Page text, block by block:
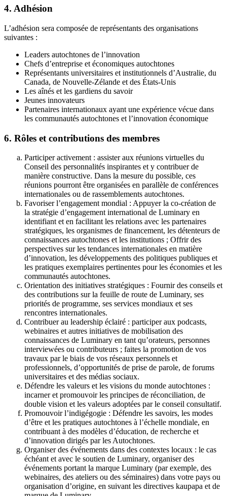
4. Adhésion
L’adhésion sera composée de représentants des organisations
suivantes :
Leaders autochtones de l’innovation
Chefs d’entreprise et économiques autochtones
Représentants universitaires et institutionnels d’Australie, du
Canada, de Nouvelle-Zélande et des États-Unis
Les aînés et les gardiens du savoir
Jeunes innovateurs
Partenaires internationaux ayant une expérience vécue dans
les communautés autochtones et l’innovation économique
6. Rôles et contributions des membres
Participer activement : assister aux réunions virtuelles du
Conseil des personnalités inspirantes et y contribuer de
manière constructive. Dans la mesure du possible, ces
réunions pourront être organisées en parallèle de conférences
internationales ou de rassemblements autochtones.
Favoriser l’engagement mondial : Appuyer la co-création de
la stratégie d’engagement international de Luminary en
identifiant et en facilitant les relations avec les partenaires
stratégiques, les organismes de financement, les détenteurs de
connaissances autochtones et les institutions ; Offrir des
perspectives sur les tendances internationales en matière
d’innovation, les développements des politiques publiques et
les pratiques exemplaires pertinentes pour les économies et les
communautés autochtones.
Orientation des initiatives stratégiques : Fournir des conseils et
des contributions sur la feuille de route de Luminary, ses
priorités de programme, ses services mondiaux et ses
rencontres internationales.
Contribuer au leadership éclairé : participer aux podcasts,
webinaires et autres initiatives de mobilisation des
connaissances de Luminary en tant qu’orateurs, personnes
interviewées ou contributeurs ; faites la promotion de vos
travaux par le biais de vos réseaux personnels et
professionnels, d’opportunités de prise de parole, de forums
universitaires et des médias sociaux.
Défendre les valeurs et les visions du monde autochtones :
incarner et promouvoir les principes de réconciliation, de
double vision et les valeurs adoptées par le conseil consultatif.
Promouvoir l’indigégogie : Défendre les savoirs, les modes
d’être et les pratiques autochtones à l’échelle mondiale, en
contribuant à des modèles d’éducation, de recherche et
d’innovation dirigés par les Autochtones.
Organiser des événements dans des contextes locaux : le cas
échéant et avec le soutien de Luminary, organiser des
événements portant la marque Luminary (par exemple, des
webinaires, des ateliers ou des séminaires) dans votre pays ou
organisation d’origine, en suivant les directives kaupapa et de